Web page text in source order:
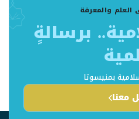
العلم والمعرفة
برسالةٍ
بمنيسوتا
معنا